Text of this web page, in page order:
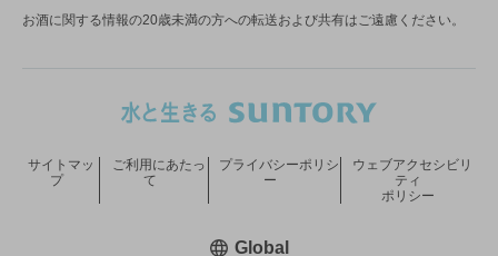
お酒に関する情報の20歳未満の方への転送および共有はご遠慮ください。
サイトマッ
プ
ご利用にあたっ
て
プライバシーポリシ
ー
ウェブアクセシビリ
ティ
ポリシー
Global新しいウィンドウで開く